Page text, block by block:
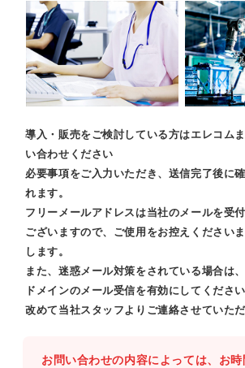
導入・販売をご検討している方はエレコム
い合わせください
必要事項をご入力いただき、送信完了後に
れます。
フリーメールアドレスは当社のメールを受
ございますので、ご使用をお控えください
します。
また、迷惑メール対策をされている場合は
ドメインのメール受信を有効にしてください
改めて当社スタッフよりご連絡させていただ
お問い合わせの内容によっては、お